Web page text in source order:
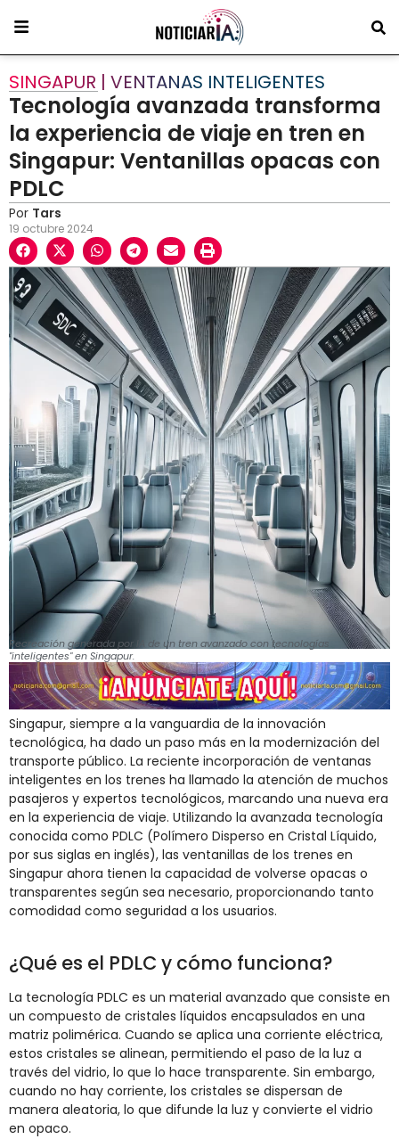
SINGAPUR | VENTANAS INTELIGENTES
Tecnología avanzada transforma
la experiencia de viaje en tren en
Singapur: Ventanillas opacas con
PDLC
Por Tars
19 octubre 2024
Recreación generada por IA de un tren avanzado con tecnologías
"inteligentes" en Singapur.
Singapur, siempre a la vanguardia de la innovación
tecnológica, ha dado un paso más en la modernización del
transporte público. La reciente incorporación de ventanas
inteligentes en los trenes ha llamado la atención de muchos
pasajeros y expertos tecnológicos, marcando una nueva era
en la experiencia de viaje. Utilizando la avanzada tecnología
conocida como PDLC (Polímero Disperso en Cristal Líquido,
por sus siglas en inglés), las ventanillas de los trenes en
Singapur ahora tienen la capacidad de volverse opacas o
transparentes según sea necesario, proporcionando tanto
comodidad como seguridad a los usuarios.
¿Qué es el PDLC y cómo funciona?
La tecnología PDLC es un material avanzado que consiste en
un compuesto de cristales líquidos encapsulados en una
matriz polimérica. Cuando se aplica una corriente eléctrica,
estos cristales se alinean, permitiendo el paso de la luz a
través del vidrio, lo que lo hace transparente. Sin embargo,
cuando no hay corriente, los cristales se dispersan de
manera aleatoria, lo que difunde la luz y convierte el vidrio
en opaco.